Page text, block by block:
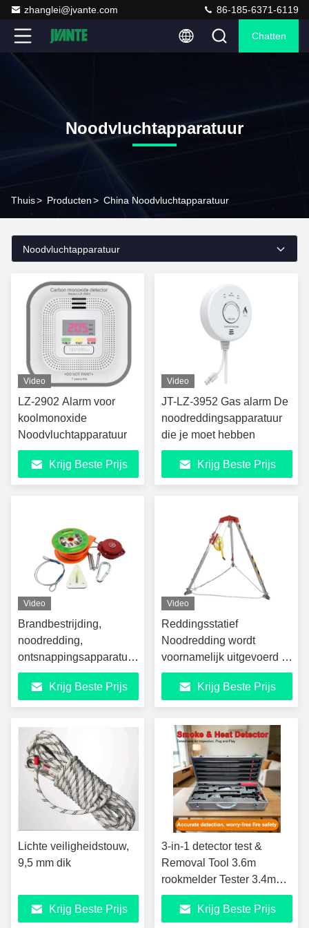
zhanglei@jvante.com 86-185-6371-6119
Chatten
Noodvluchtapparatuur
Thuis> Producten> China Noodvluchtapparatuur
Noodvluchtapparatuur
Video
LZ-2902 Alarm voor
koolmonoxide
Noodvluchtapparatuur
Krijg Beste Prijs
Video
JT-LZ-3952 Gas alarm De
noodreddingsapparatuur
die je moet hebben
Krijg Beste Prijs
Video
Brandbestrijding,
noodredding,
ontsnappingsapparatuur,
gereguleerde afdaling
15m-100mKrijg Beste Prijs
Video
Reddingsstatief
Noodredding wordt
voornamelijk uitgevoerd in
een beperkte ruimte JSJ-S
Krijg Beste Prijs
Lichte veiligheidstouw,
9,5 mm dik
Krijg Beste Prijs
3-in-1 detector test &
Removal Tool 3.6m
rookmelder Tester 3.4m
Detacher geanodiseerd
luchtvaart aluminium
Krijg Beste Prijs